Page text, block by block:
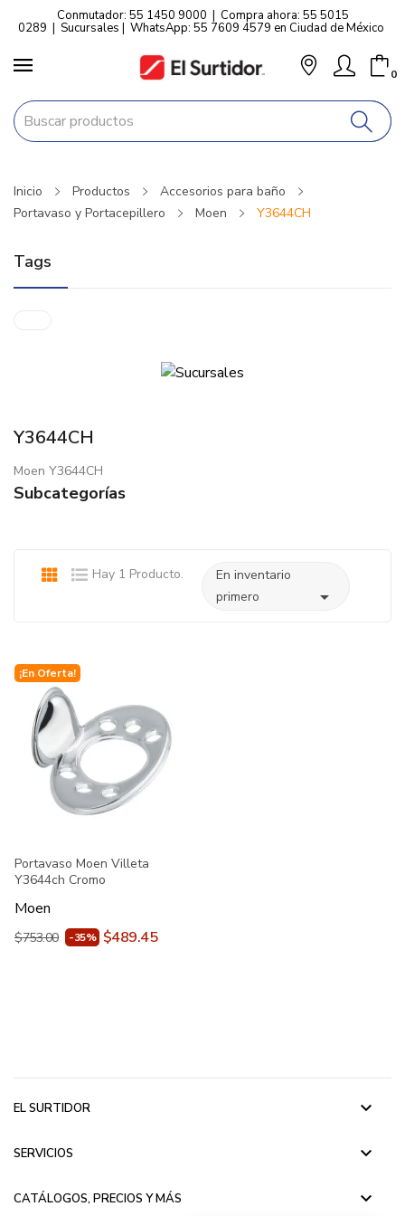
Conmutador: 55 1450 9000 | Compra ahora: 55 5015
0289 | Sucursales | WhatsApp: 55 7609 4579 en Ciudad de México
0
Inicio Productos
Accesorios para baño
Portavaso y Portacepillero
Moen Y3644CH
Tags
Y3644CH
Moen Y3644CH
Subcategorías
Hay 1 Producto.
En inventario
primero

¡En Oferta!
Portavaso Moen Villeta
Y3644ch Cromo
Moen
$753.00 -35% $489.45
EL SURTIDOR keyboard_arrow_down
SERVICIOS keyboard_arrow_down
CATÁLOGOS, PRECIOS Y MÁS keyboard_arrow_down